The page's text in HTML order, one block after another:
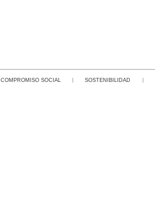
COMPROMISO SOCIAL SOSTENIBILIDAD